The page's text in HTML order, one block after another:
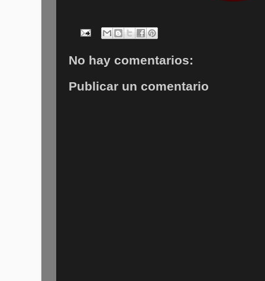
No hay comentarios:
Publicar un comentario